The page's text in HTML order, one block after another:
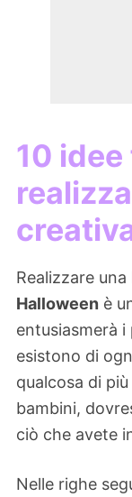
10
Realizzare una
Halloween è
entusiasmerà
esistono di
qualcosa di
bambini,
ciò che avete
Nelle righe